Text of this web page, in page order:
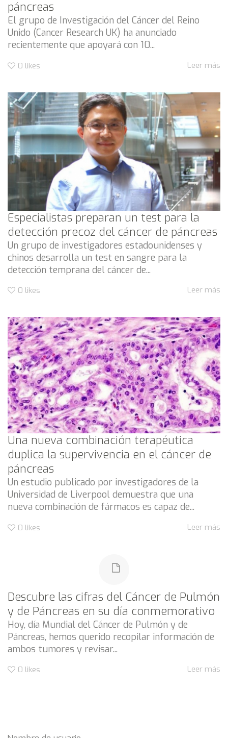
páncreas
El grupo de Investigación del Cáncer del Reino
Unido (Cancer Research UK) ha anunciado
recientemente que apoyará con 10...
0 likes Leer más
Especialistas preparan un test para la
detección precoz del cáncer de páncreas
Un grupo de investigadores estadounidenses y
chinos desarrolla un test en sangre para la
detección temprana del cáncer de...
0 likes Leer más
Una nueva combinación terapéutica
duplica la supervivencia en el cáncer de
páncreas
Un estudio publicado por investigadores de la
Universidad de Liverpool demuestra que una
nueva combinación de fármacos es capaz de...
0 likes Leer más
Descubre las cifras del Cáncer de Pulmón
y de Páncreas en su día conmemorativo
Hoy, día Mundial del Cáncer de Pulmón y de
Páncreas, hemos querido recopilar información de
ambos tumores y revisar...
0 likes Leer más